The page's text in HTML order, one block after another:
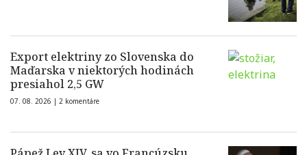
Export elektriny zo Slovenska do
Maďarska v niektorých hodinách
presiahol 2,5 GW
07. 08. 2026 | 2 komentáre